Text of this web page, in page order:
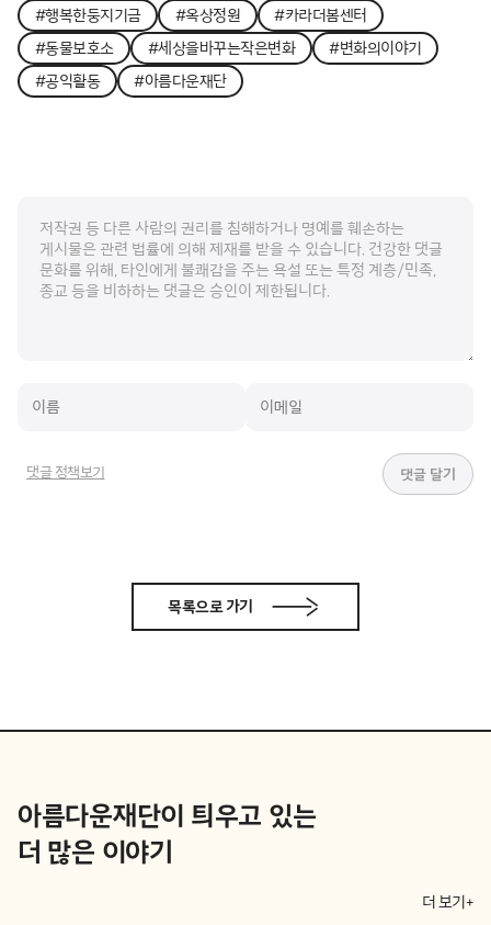
#행복한둥지기금
#옥상정원
#카라더봄센터
#동물보호소
#세상을바꾸는작은변화
#변화의이야기
#공익활동
#아름다운재단
댓글 정책보기
목록으로 가기
아름다운재단이 틔우고 있는
더 많은 이야기
더 보기+